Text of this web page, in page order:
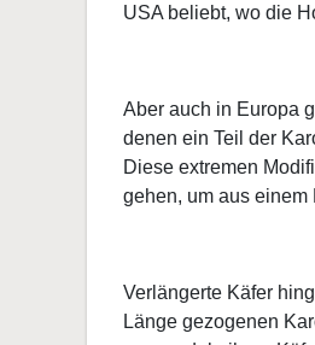
USA beliebt, wo die
Aber auch in Europa
denen ein Teil der
Diese extremen
gehen, um aus
Verlängerte Käfer
Länge gezogenen